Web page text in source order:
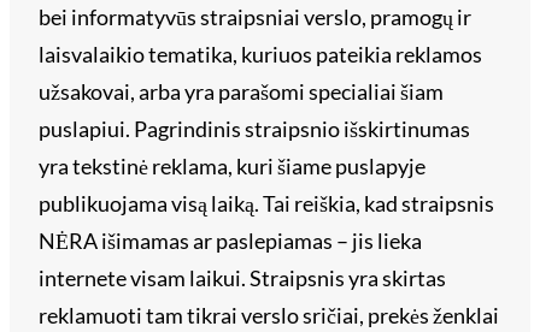
bei informatyvūs straipsniai verslo, pramogų ir
laisvalaikio tematika, kuriuos pateikia reklamos
užsakovai, arba yra parašomi specialiai šiam
puslapiui. Pagrindinis straipsnio išskirtinumas
yra tekstinė reklama, kuri šiame puslapyje
publikuojama visą laiką. Tai reiškia, kad straipsnis
NĖRA išimamas ar paslepiamas – jis lieka
internete visam laikui. Straipsnis yra skirtas
reklamuoti tam tikrai verslo sričiai, prekės ženklai